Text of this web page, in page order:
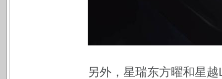
另外，星瑞东方曜和星